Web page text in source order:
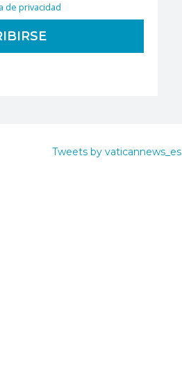
de privacidad
Tweets by vaticannews_es